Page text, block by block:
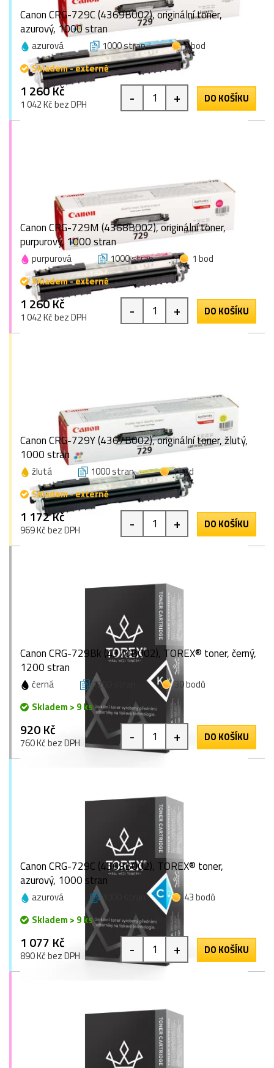
Canon CRG-729C (4369B002), originální toner,
azurový, 1000 stran
azurová 1000 stran
1 bod
Skladem - externě
1 260 Kč
1 042 Kč bez DPH - + DO KOŠÍKU
Canon CRG-729M (4368B002), originální toner,
purpurový, 1000 stran
purpurová 1000 stran
1 bod
Skladem - externě
1 260 Kč
1 042 Kč bez DPH - + DO KOŠÍKU
Canon CRG-729Y (4367B002), originální toner, žlutý,
1000 stran
žlutá 1000 stran
1 bod
Skladem - externě
1 172 Kč
969 Kč bez DPH - + DO KOŠÍKU
Canon CRG-729Bk (4370B002), TOREX® toner, černý,
1200 stran
černá 1200 stran
30 bodů
Skladem > 9 ks
920 Kč
760 Kč bez DPH - + DO KOŠÍKU
Canon CRG-729C (4369B002), TOREX® toner,
azurový, 1000 stran
azurová 1000 stran
43 bodů
Skladem > 9 ks
1 077 Kč
890 Kč bez DPH - + DO KOŠÍKU